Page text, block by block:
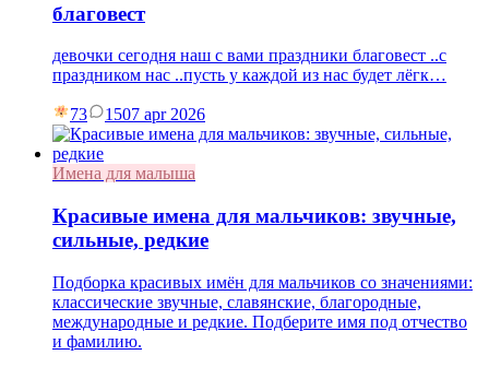
благовест
девочки сегодня наш с вами праздники благовест ..с
праздником нас ..пусть у каждой из нас будет лёгк…
73 1507 apr 2026
Имена для малыша
Красивые имена для мальчиков: звучные,
сильные, редкие
Подборка красивых имён для мальчиков со значениями:
классические звучные, славянские, благородные,
международные и редкие. Подберите имя под отчество
и фамилию.